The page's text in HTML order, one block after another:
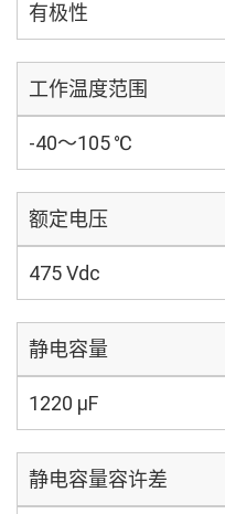
有极性
工作温度范围
-40～105 ℃
额定电压
475 Vdc
静电容量
1220 µF
静电容量容许差